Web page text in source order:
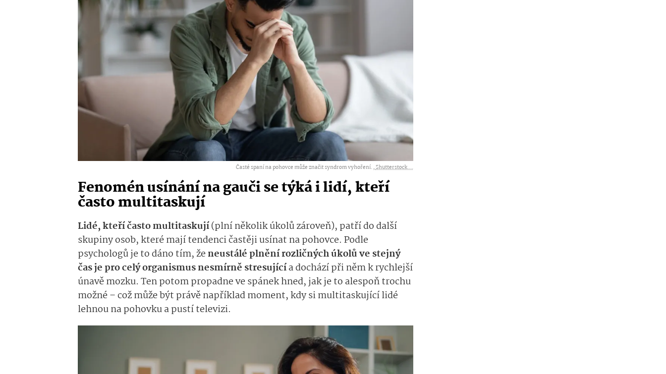
Časté spaní na pohovce může značit syndrom vyhoření. ,Shutterstock....
Fenomén usínání na gauči se týká i lidí, kteří
často multitaskují
Lidé, kteří často multitaskují(plní několik úkolů zároveň), patří do další
skupiny osob, které mají tendenci častěji usínat na pohovce. Podle
psychologů je to dáno tím, ženeustálé plnění rozličných úkolů ve stejný
čas je pro celý organismus nesmírně stresujícía dochází při něm k rychlejší
únavě mozku. Ten potom propadne ve spánek hned, jak je to alespoň trochu
možné – což může být právě například moment, kdy si multitaskující lidé
lehnou na pohovku a pustí televizi.